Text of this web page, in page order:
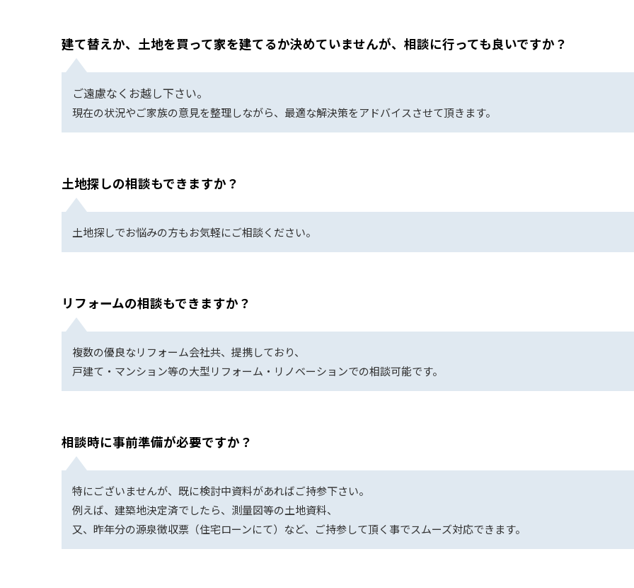
建て替えか、土地を買って家を建てるか決めていませんが、相談に行っても良いですか？
ご遠慮なくお越し下さい。
現在の状況やご家族の意見を整理しながら、最適な解決策をアドバイスさせて頂きます。
土地探しの相談もできますか？
土地探しでお悩みの方もお気軽にご相談ください。
リフォームの相談もできますか？
複数の優良なリフォーム会社共、提携しており、
戸建て・マンション等の大型リフォーム・リノベーションでの相談可能です。
相談時に事前準備が必要ですか？
特にございませんが、既に検討中資料があればご持参下さい。
例えば、建築地決定済でしたら、測量図等の土地資料、
又、昨年分の源泉徴収票（住宅ローンにて）など、ご持参して頂く事でスムーズ対応できます。